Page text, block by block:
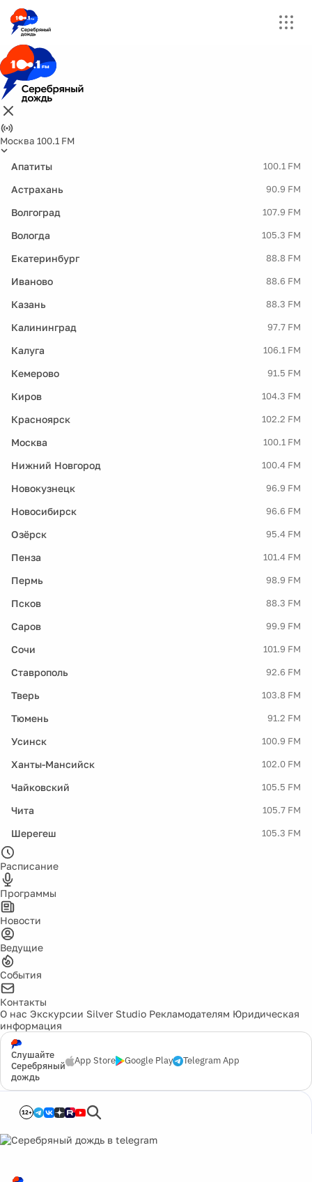
Москва 100.1 FM
Апатиты 100.1 FM
Астрахань 90.9 FM
Волгоград 107.9 FM
Вологда 105.3 FM
Екатеринбург 88.8 FM
Иваново 88.6 FM
Казань 88.3 FM
Калининград 97.7 FM
Калуга 106.1 FM
Кемерово 91.5 FM
Киров 104.3 FM
Красноярск 102.2 FM
Москва 100.1 FM
Нижний Новгород 100.4 FM
Новокузнецк 96.9 FM
Новосибирск 96.6 FM
Озёрск 95.4 FM
Пенза 101.4 FM
Пермь 98.9 FM
Псков 88.3 FM
Саров 99.9 FM
Сочи 101.9 FM
Ставрополь 92.6 FM
Тверь 103.8 FM
Тюмень 91.2 FM
Усинск 100.9 FM
Ханты-Мансийск 102.0 FM
Чайковский 105.5 FM
Чита 105.7 FM
Шерегеш 105.3 FM
Расписание
Программы
Новости
Ведущие
События
Контакты
О нас Экскурсии Silver Studio Рекламодателям Юридическая
информация
Слушайте
Серебряный
дождь
App Store Google Play Telegram App
12+